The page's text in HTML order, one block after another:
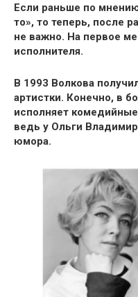
Если раньше по
то», то теперь, после
не важно. На первое
исполнителя.
В 1993 Волкова
артистки. Конечно, в
исполняет
ведь у Ольги
юмора.